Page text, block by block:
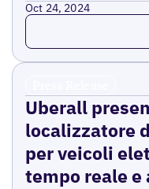
Oct 24, 2024
Read more
Uberall
localizzatore
per veicoli
tempo reale